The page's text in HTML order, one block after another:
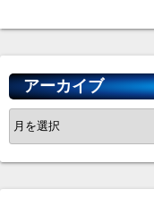
アーカイブ
ア
ー
カ
イ